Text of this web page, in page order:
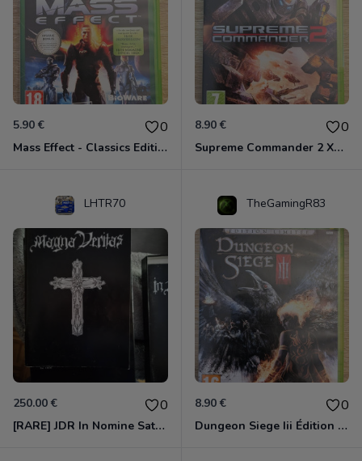
5.90 € 0
Mass Effect - Classics Edition Xbox 360
8.90 € 0
Supreme Commander 2 Xbox 360
LHTR70
250.00 € 0
[RARE] JDR In Nomine Satanis / Magna Veritas – 1ère Édition BOÎTE (DOS BLANC, 1989) - CROC / Siroz
TheGamingR83
8.90 € 0
Dungeon Siege Iii Édition Limitée - Vf Intégrale Xbox 360